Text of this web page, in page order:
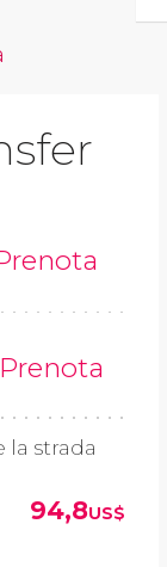
Prenota
la strada
94,8US$